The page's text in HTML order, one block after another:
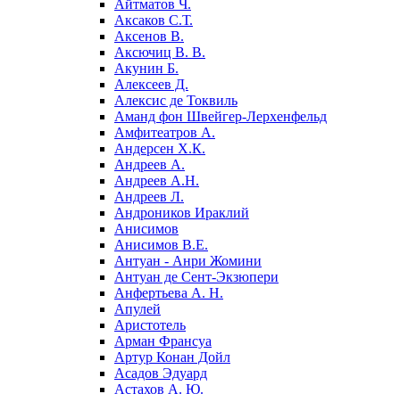
Айтматов Ч.
Аксаков С.Т.
Аксенов В.
Аксючиц В. В.
Акунин Б.
Алексеев Д.
Алексис де Токвиль
Аманд фон Швейгер-Лерхенфельд
Амфитеатров А.
Андерсен Х.К.
Андреев А.
Андреев А.Н.
Андреев Л.
Андроников Ираклий
Анисимов
Анисимов В.Е.
Антуан - Анри Жомини
Антуан де Сент-Экзюпери
Анфертьева А. Н.
Апулей
Аристотель
Арман Франсуа
Артур Конан Дойл
Асадов Эдуард
Астахов А. Ю.